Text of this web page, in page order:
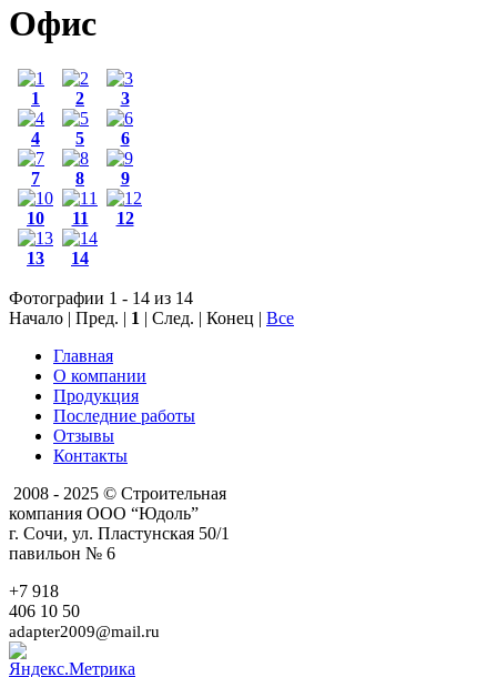
Офис
1 2 3
4 5 6
7 8 9
10 11 12
13 14
Фотографии 1 - 14 из 14
Начало | Пред. | 1 | След. | Конец | Все
Главная
О компании
Продукция
Последние работы
Отзывы
Контакты
2008 - 2025 © Строительная
компания ООО “Юдоль”
г. Сочи, ул. Пластунская 50/1
павильон № 6
+7 918
406 10 50
adapter2009@mail.ru